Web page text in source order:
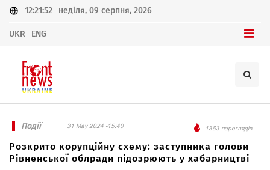
12:21:52 неділя, 09 серпня, 2026
UKR ENG
Події 31 May 2024 -15:40 1363 переглядів
Розкрито корупційну схему: заступника голови
Рівненської облради підозрюють у хабарництві